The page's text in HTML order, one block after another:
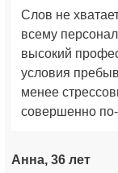
Слов не
всему
высокий
условия
менее
совершенно
Анна, 36 лет